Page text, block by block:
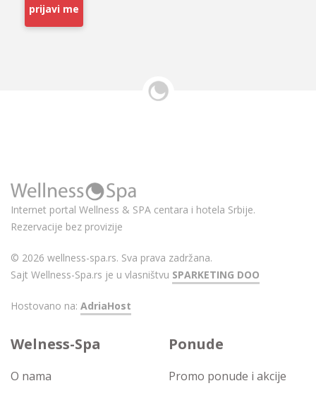
prijavi me
Internet portal Wellness & SPA centara i hotela Srbije.
Rezervacije bez provizije
© 2026 wellness-spa.rs. Sva prava zadržana.
Sajt Wellness-Spa.rs je u vlasništvu SPARKETING DOO
Hostovano na: AdriaHost
Welness-Spa
O nama
Ponude
Promo ponude i akcije